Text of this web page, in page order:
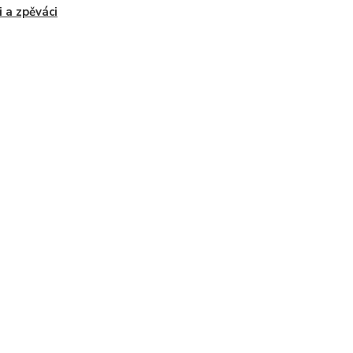
a zpěváci